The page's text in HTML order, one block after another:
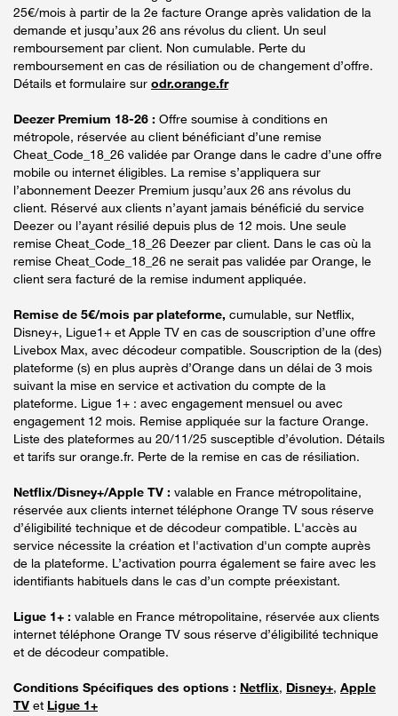
25€/mois à partir de la 2e facture Orange après validation de la
demande et jusqu’aux 26 ans révolus du client. Un seul
remboursement par client. Non cumulable. Perte du
remboursement en cas de résiliation ou de changement d’offre.
Détails et formulaire sur odr.orange.fr
Deezer Premium 18-26 : Offre soumise à conditions en
métropole, réservée au client bénéficiant d’une remise
Cheat_Code_18_26 validée par Orange dans le cadre d’une offre
mobile ou internet éligibles. La remise s’appliquera sur
l’abonnement Deezer Premium jusqu’aux 26 ans révolus du
client. Réservé aux clients n’ayant jamais bénéficié du service
Deezer ou l’ayant résilié depuis plus de 12 mois. Une seule
remise Cheat_Code_18_26 Deezer par client. Dans le cas où la
remise Cheat_Code_18_26 ne serait pas validée par Orange, le
client sera facturé de la remise indument appliquée.
Remise de 5€/mois par plateforme, cumulable, sur Netflix,
Disney+, Ligue1+ et Apple TV en cas de souscription d’une offre
Livebox Max, avec décodeur compatible. Souscription de la (des)
plateforme (s) en plus auprès d’Orange dans un délai de 3 mois
suivant la mise en service et activation du compte de la
plateforme. Ligue 1+ : avec engagement mensuel ou avec
engagement 12 mois. Remise appliquée sur la facture Orange.
Liste des plateformes au 20/11/25 susceptible d’évolution. Détails
et tarifs sur orange.fr. Perte de la remise en cas de résiliation.
Netflix/Disney+/Apple TV : valable en France métropolitaine,
réservée aux clients internet téléphone Orange TV sous réserve
d’éligibilité technique et de décodeur compatible. L'accès au
service nécessite la création et l'activation d'un compte auprès
de la plateforme. L’activation pourra également se faire avec les
identifiants habituels dans le cas d’un compte préexistant.
Ligue 1+ : valable en France métropolitaine, réservée aux clients
internet téléphone Orange TV sous réserve d’éligibilité technique
et de décodeur compatible.
Conditions Spécifiques des options : Netflix, Disney+, Apple
TV et Ligue 1+